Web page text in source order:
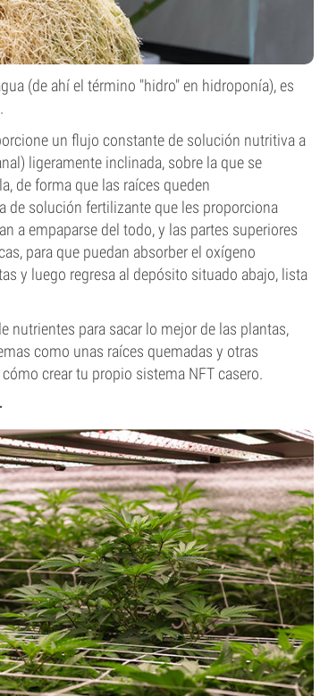
(de ahí el término "hidro" en hidroponía), es
un flujo constante de solución nutritiva a
ligeramente inclinada, sobre la que se
de forma que las raíces queden
de solución fertilizante que les proporciona
a empaparse del todo, y las partes superiores
para que puedan absorber el oxígeno
y luego regresa al depósito situado abajo, lista
nutrientes para sacar lo mejor de las plantas,
como unas raíces quemadas y otras
crear tu propio sistema NFT casero.